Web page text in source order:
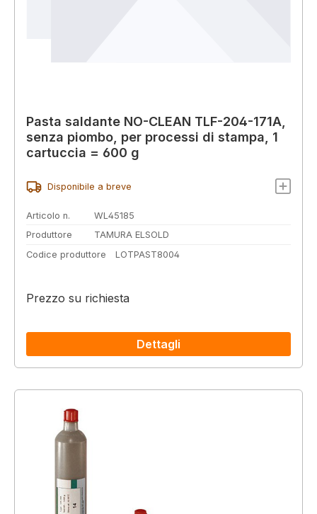
Pasta saldante NO-CLEAN TLF-204-171A,
senza piombo, per processi di stampa, 1
cartuccia = 600 g
Disponibile a breve
Articolo n.
WL45185
Produttore
TAMURA ELSOLD
Codice produttore
LOTPAST8004
Prezzo su richiesta
Dettagli